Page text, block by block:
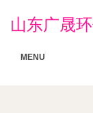
山东广晟
MENU